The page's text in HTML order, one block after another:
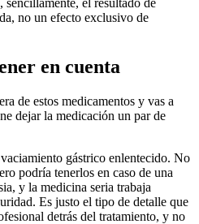
no un efecto exclusivo de
en cuenta
de estos medicamentos y vas a
dejar la medicación un par de
gástrico enlentecido. No
podría tenerlos en caso de una
y la medicina seria trabaja
Es justo el tipo de detalle que
detrás del tratamiento, y no